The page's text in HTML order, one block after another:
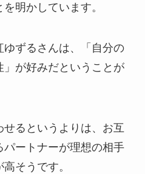
明かしています。
ゆずるさんは、「自分の
が好みだということが
せるというよりは、お互
ートナーが理想の相手
そうです。